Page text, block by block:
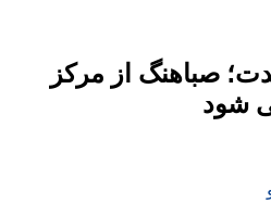
صباهنگ از مرکز
شود